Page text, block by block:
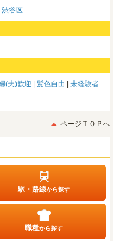
渋谷区
(夫)歓迎 髪色自由
未経験者
ページＴＯＰへ
駅・路線から探す
職種から探す